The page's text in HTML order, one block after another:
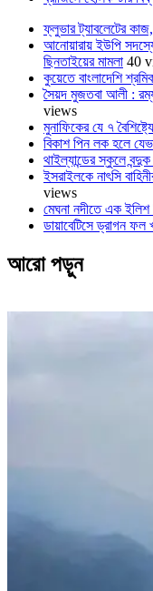
ফ্লুভার ট্যাবলেটের কাজ,
আনোয়ারায় ইউপি
ছিনতাইয়ের মামলা 40
কুয়েতে বাংলাদেশি
সৈয়দ মুজতবা আলী :
views
মুনাফিকের যে ৭
বিকাশ পিন লক হলে
থাইল্যান্ডের স্কুলে
ইসরাইলকে নাৎসি
views
মেঘনা নদীতে এক ইলিশ
ডায়াবেটিসে ড্রাগন ফল
আরো পড়ুন